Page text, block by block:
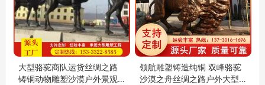
大型骆驼商队运货丝绸之路
铸铜动物雕塑沙漠户外景观
领航雕塑铸造纯铜 双峰骆驼
沙漠之舟丝绸之路户外大型